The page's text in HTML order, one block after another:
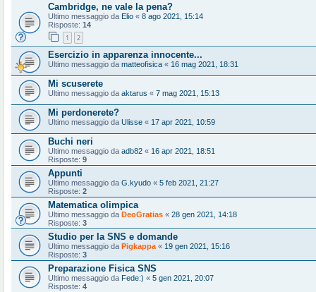
Cambridge, ne vale la pena?
Ultimo messaggio da Elio « 8 ago 2021, 15:14
Risposte: 14
1 2
Esercizio in apparenza innocente...
Ultimo messaggio da matteofisica « 16 mag 2021, 18:31
Mi scuserete
Ultimo messaggio da aktarus « 7 mag 2021, 15:13
Mi perdonerete?
Ultimo messaggio da Ulisse « 17 apr 2021, 10:59
Buchi neri
Ultimo messaggio da adb82 « 16 apr 2021, 18:51
Risposte: 9
Appunti
Ultimo messaggio da G.kyudo « 5 feb 2021, 21:27
Risposte: 2
Matematica olimpica
Ultimo messaggio da DeoGratias « 28 gen 2021, 14:18
Risposte: 3
Studio per la SNS e domande
Ultimo messaggio da Pigkappa « 19 gen 2021, 15:16
Risposte: 3
Preparazione Fisica SNS
Ultimo messaggio da Fede:) « 5 gen 2021, 20:07
Risposte: 4